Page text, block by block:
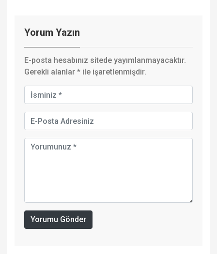
Yorum Yazın
E-posta hesabınız sitede yayımlanmayacaktır.
Gerekli alanlar * ile işaretlenmişdir.
Yorumu Gönder